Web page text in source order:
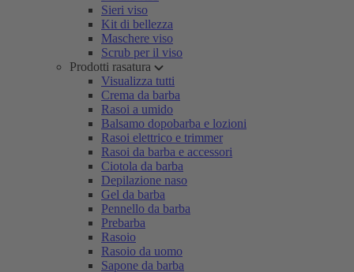
Sieri viso
Kit di bellezza
Maschere viso
Scrub per il viso
Prodotti rasatura
Visualizza tutti
Crema da barba
Rasoi a umido
Balsamo dopobarba e lozioni
Rasoi elettrico e trimmer
Rasoi da barba e accessori
Ciotola da barba
Depilazione naso
Gel da barba
Pennello da barba
Prebarba
Rasoio
Rasoio da uomo
Sapone da barba